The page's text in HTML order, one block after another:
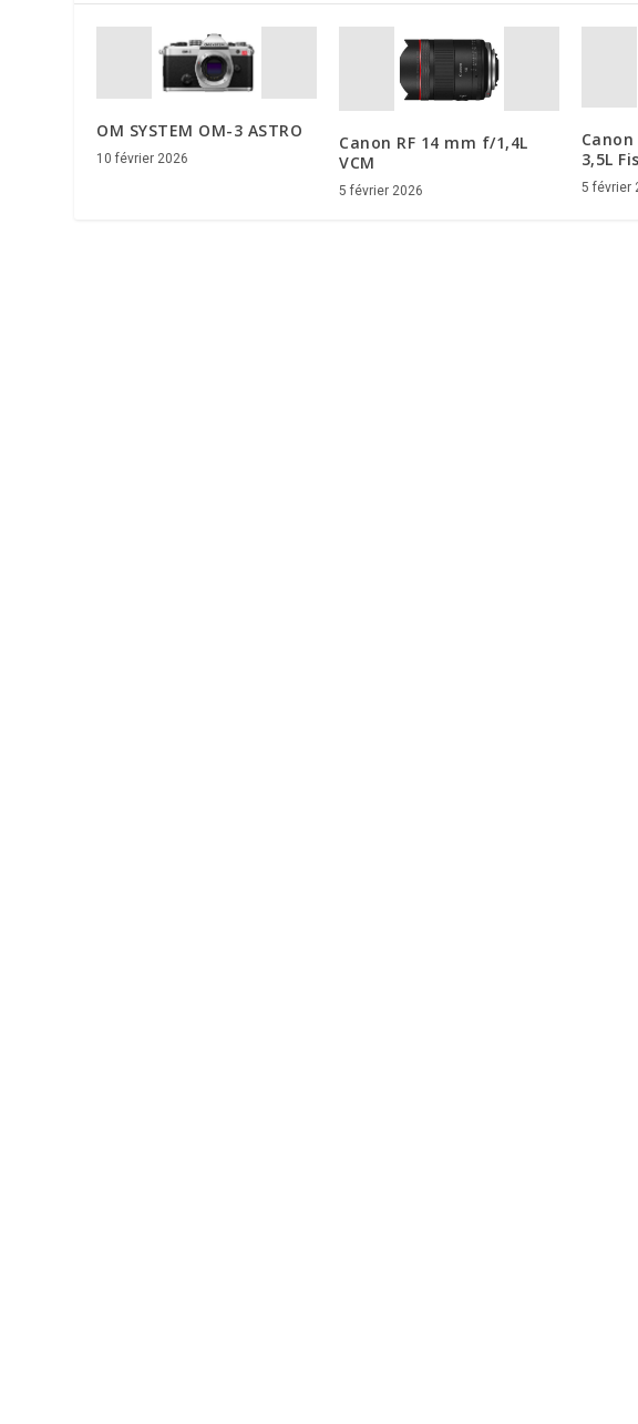
OM SYSTEM OM-3 ASTRO
10 février 2026
Canon RF 14 mm f/1,4L
VCM
5 février 2026
3,5L
5 février